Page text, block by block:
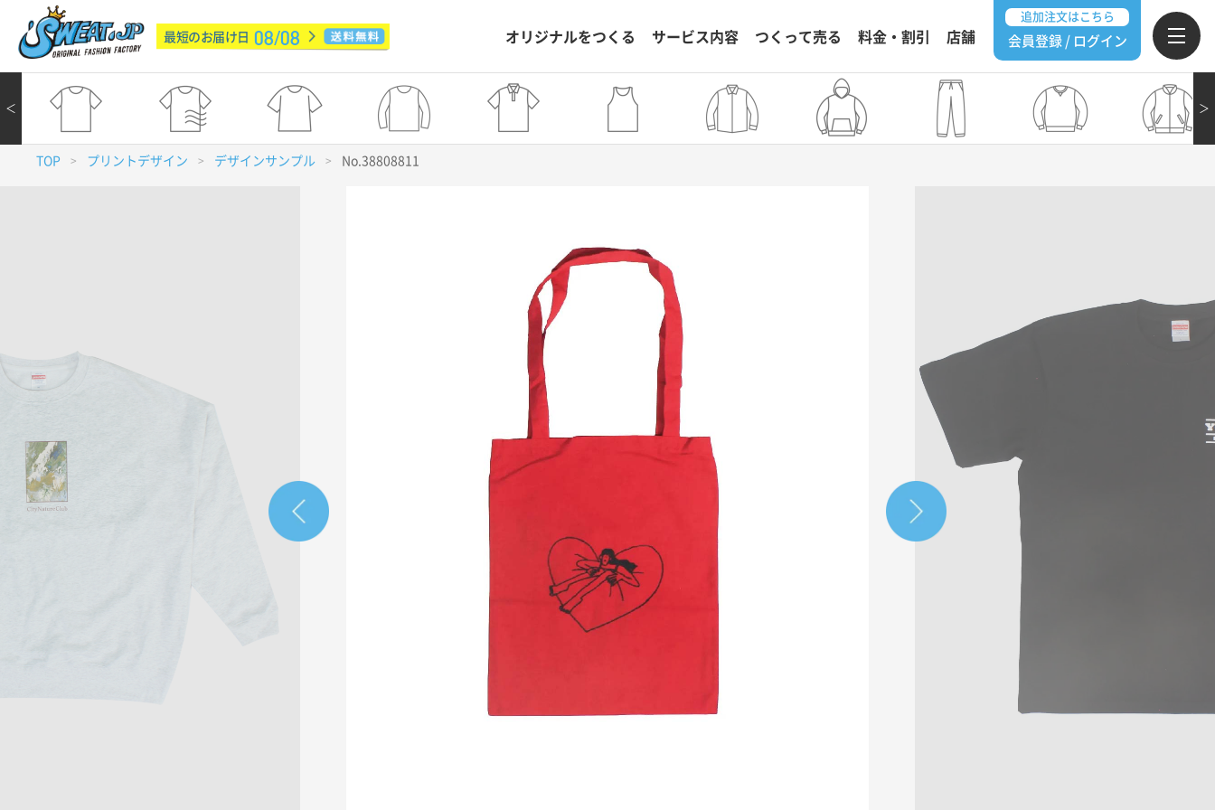
最短のお届け日 08/08 オリジナルをつくる サービス内容 つくって売る 料金・割引 店舗
追加注文はこちら
会員登録 / ログイン
＞
＜
TOP > プリントデザイン > デザインサンプル > No.38808811